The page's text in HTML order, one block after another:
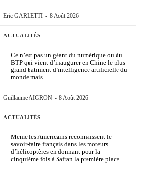
Eric GARLETTI - 8 Août 2026
ACTUALITÉS
Ce n’est pas un géant du numérique ou du
BTP qui vient d’inaugurer en Chine le plus
grand bâtiment d’intelligence artificielle du
monde mais...
Guillaume AIGRON - 8 Août 2026
ACTUALITÉS
Même les Américains reconnaissent le
savoir-faire français dans les moteurs
d’hélicoptères en donnant pour la
cinquième fois à Safran la première place